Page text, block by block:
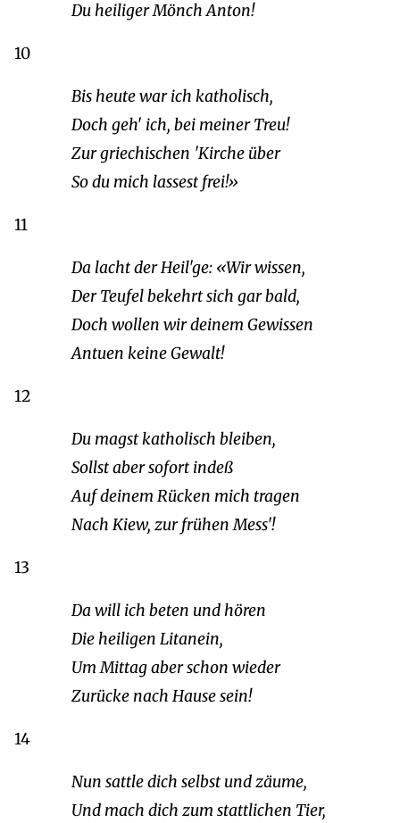
Du heiliger Mönch Anton!
10
Bis heute war ich katholisch,
Doch geh' ich, bei meiner Treu!
Zur griechischen 'Kirche über
So du mich lassest frei!»
11
Da lacht der Heil'ge: «Wir wissen,
Der Teufel bekehrt sich gar bald,
Doch wollen wir deinem Gewissen
Antuen keine Gewalt!
12
Du magst katholisch bleiben,
Sollst aber sofort indeß
Auf deinem Rücken mich tragen
Nach Kiew, zur frühen Mess'!
13
Da will ich beten und hören
Die heiligen Litanein,
Um Mittag aber schon wieder
Zurücke nach Hause sein!
14
Nun sattle dich selbst und zäume,
Und mach dich zum stattlichen Tier,